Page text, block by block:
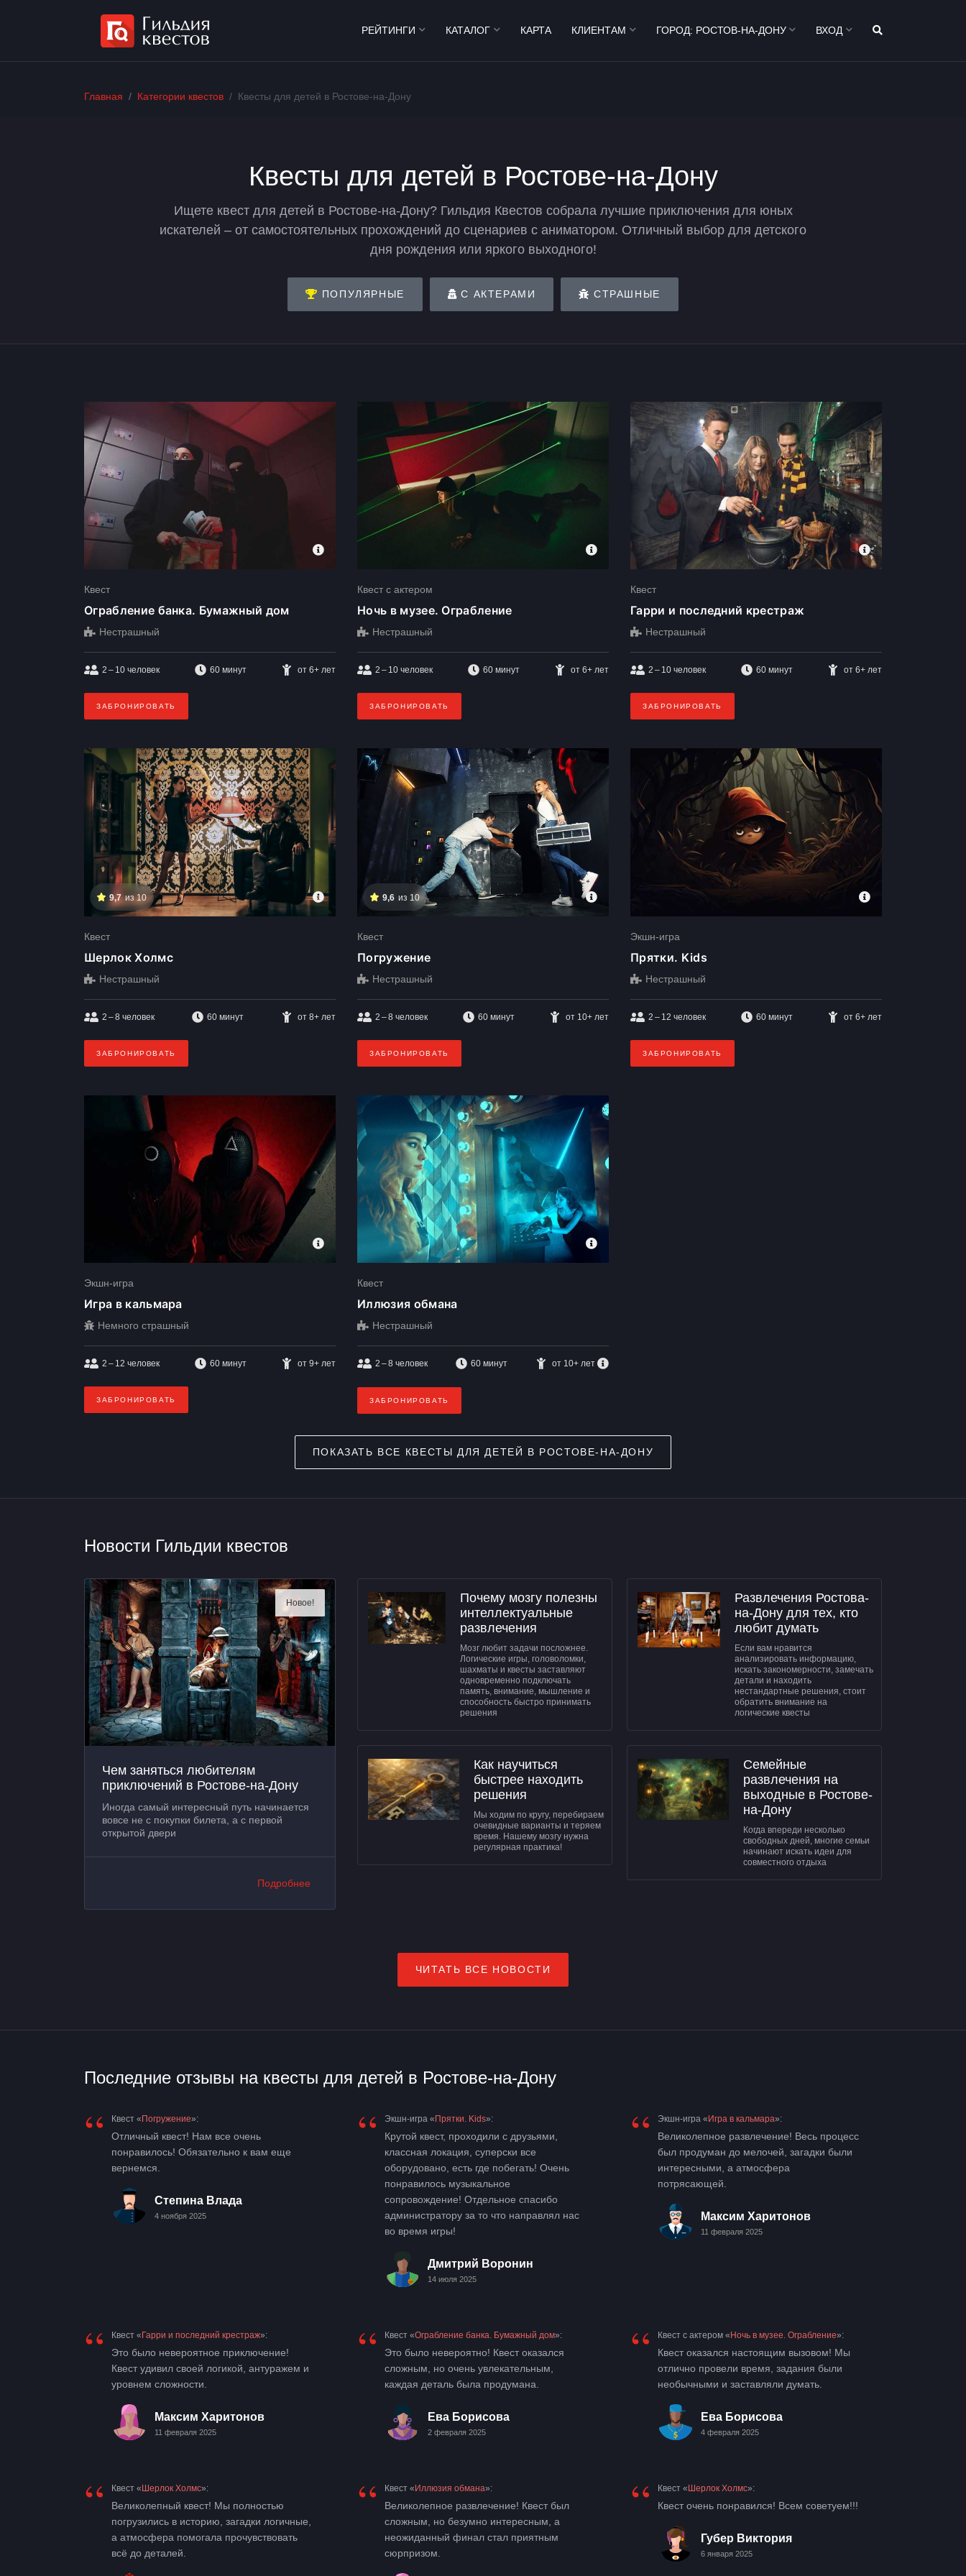
РЕЙТИНГИ КАТАЛОГ КАРТА КЛИЕНТАМ ГОРОД: РОСТОВ-НА-ДОНУ ВХОД
Главная Категории квестов Квесты для детей в Ростове-на-Дону
Квесты для детей в Ростове-на-Дону
Ищете квест для детей в Ростове-на-Дону? Гильдия Квестов собрала лучшие приключения для юных
искателей – от самостоятельных прохождений до сценариев с аниматором. Отличный выбор для детского
дня рождения или яркого выходного!
ПОПУЛЯРНЫЕ С АКТЕРАМИ СТРАШНЫЕ
Квест
Ограбление банка. Бумажный дом
Нестрашный
2 – 10 человек 60 минут от 6+ лет
ЗАБРОНИРОВАТЬ
Квест с актером
Ночь в музее. Ограбление
Нестрашный
2 – 10 человек 60 минут от 6+ лет
ЗАБРОНИРОВАТЬ
Квест
Гарри и последний крестраж
Нестрашный
2 – 10 человек 60 минут от 6+ лет
ЗАБРОНИРОВАТЬ
9,7 из 10
Квест
Шерлок Холмс
Нестрашный
2 – 8 человек 60 минут от 8+ лет
ЗАБРОНИРОВАТЬ
9,6 из 10
Квест
Погружение
Нестрашный
2 – 8 человек 60 минут от 10+ лет
ЗАБРОНИРОВАТЬ
Экшн-игра
Прятки. Kids
Нестрашный
2 – 12 человек 60 минут от 6+ лет
ЗАБРОНИРОВАТЬ
Экшн-игра
Игра в кальмара
Немного страшный
2 – 12 человек 60 минут от 9+ лет
ЗАБРОНИРОВАТЬ
Квест
Иллюзия обмана
Нестрашный
2 – 8 человек 60 минут от 10+ лет
ЗАБРОНИРОВАТЬ
ПОКАЗАТЬ ВСЕ КВЕСТЫ ДЛЯ ДЕТЕЙ В РОСТОВЕ-НА-ДОНУ
Новости Гильдии квестов
Новое!
Чем заняться любителям
приключений в Ростове-на-Дону
Иногда самый интересный путь начинается
вовсе не с покупки билета, а с первой
открытой двери
Подробнее
Почему мозгу полезны
интеллектуальные
развлечения
Мозг любит задачи посложнее.
Логические игры, головоломки,
шахматы и квесты заставляют
одновременно подключать
память, внимание, мышление и
способность быстро принимать
решения
Развлечения Ростова-
на-Дону для тех, кто
любит думать
Если вам нравится
анализировать информацию,
искать закономерности, замечать
детали и находить
нестандартные решения, стоит
обратить внимание на
логические квесты
Как научиться
быстрее находить
решения
Мы ходим по кругу, перебираем
очевидные варианты и теряем
время. Нашему мозгу нужна
регулярная практика!
Семейные
развлечения на
выходные в Ростове-
на-Дону
Когда впереди несколько
свободных дней, многие семьи
начинают искать идеи для
совместного отдыха
ЧИТАТЬ ВСЕ НОВОСТИ
Последние отзывы на квесты для детей в Ростове-на-Дону
“ Квест « Погружение»:
Отличный квест! Нам все очень
понравилось! Обязательно к вам еще
вернемся.
Степина Влада
4 ноября 2025
“ Экшн-игра « Прятки. Kids»:
Крутой квест, проходили с друзьями,
классная локация, суперски все
оборудовано, есть где побегать! Очень
понравилось музыкальное
сопровождение! Отдельное спасибо
администратору за то что направлял нас
во время игры!
Дмитрий Воронин
14 июля 2025
“ Экшн-игра « Игра в кальмара»:
Великолепное развлечение! Весь процесс
был продуман до мелочей, загадки были
интересными, а атмосфера
потрясающей.
Максим Харитонов
11 февраля 2025
“ Квест « Гарри и последний крестраж»:
Это было невероятное приключение!
Квест удивил своей логикой, антуражем и
уровнем сложности.
Максим Харитонов
11 февраля 2025
“ Квест «Ограбление банка. Бумажный дом»:
Это было невероятно! Квест оказался
сложным, но очень увлекательным,
каждая деталь была продумана.
Ева Борисова
2 февраля 2025
“ Квест с актером « Ночь в музее. Ограбление»:
Квест оказался настоящим вызовом! Мы
отлично провели время, задания были
необычными и заставляли думать.
Ева Борисова
4 февраля 2025
“ Квест « Шерлок Холмс»:
Великолепный квест! Мы полностью
погрузились в историю, загадки логичные,
а атмосфера помогала прочувствовать
всё до деталей.
“ Квест « Иллюзия обмана»:
Великолепное развлечение! Квест был
сложным, но безумно интересным, а
неожиданный финал стал приятным
сюрпризом.
“ Квест « Шерлок Холмс»:
Квест очень понравился! Всем советуем!!!
Губер Виктория
6 января 2025